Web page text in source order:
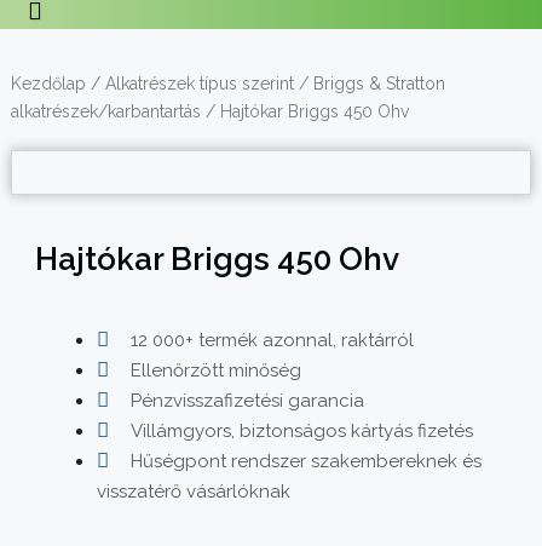
Kezdőlap / Alkatrészek típus szerint/ Briggs & Stratton
alkatrészek/karbantartás / Hajtókar Briggs 450 Ohv
Hajtókar Briggs 450 Ohv
12 000+ termék azonnal, raktárról
Ellenőrzött minőség
Pénzvisszafizetési garancia
Villámgyors, biztonságos kártyás fizetés
Hűségpont rendszer szakembereknek és
visszatérő vásárlóknak